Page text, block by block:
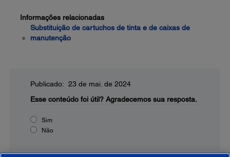
Informações relacionadas
Substituição de cartuchos de tinta e de caixas de
manutenção
Publicado: 23 de mai. de 2024
Esse conteúdo foi útil? Agradecemos sua resposta.
Sim
Não